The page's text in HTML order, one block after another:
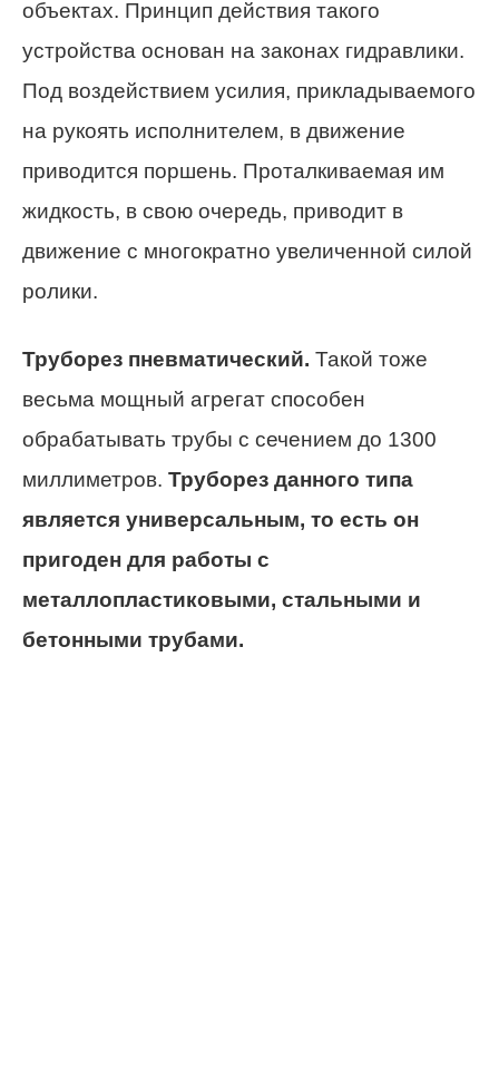
объектах. Принцип действия такого
устройства основан на законах гидравлики.
Под воздействием усилия, прикладываемого
на рукоять исполнителем, в движение
приводится поршень. Проталкиваемая им
жидкость, в свою очередь, приводит в
движение с многократно увеличенной силой
ролики.
Труборез пневматический. Такой тоже
весьма мощный агрегат способен
обрабатывать трубы с сечением до 1300
миллиметров. Труборез данного типа
является универсальным, то есть он
пригоден для работы с
металлопластиковыми, стальными и
бетонными трубами.